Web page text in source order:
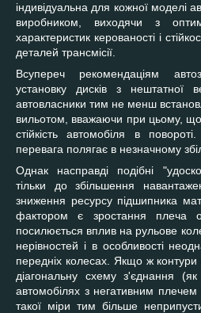
індивідуальна для кожної моделі
виробником, виходячи з
характеристик керованості і
деталей трансмісії.
Всупереч рекомендаціям
установку дисків з нештатної
автовласники тим не менш
вильотом, вважаючи при цьому,
стійкість автомобіля в
перевага полягає в незначному
Однак насправді подібні
тільки до збільшення
зниження ресурсу підшипника
фактором є зростання плеча
посилюється вплив на рульове
нерівностей і в особливості
передніх колесах. Якщо ж
діагональну схему з'єднання
автомобілях з негативним плечем
такої міри тим більше